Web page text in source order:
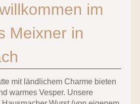
im
Meixner in
mit ländlichem Charme bieten
warmes Vesper. Unsere